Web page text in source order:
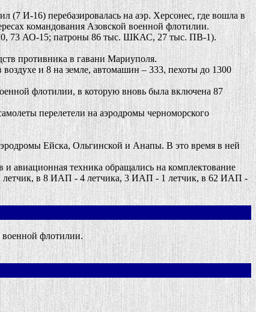
И-16) перебазировалась на аэр. Херсонес, где вошла в
командования Азовской военной флотилии.
73 АО-15; патроны 86 тыс. ШКАС, 27 тыс. ПВ-1).
противника в гавани Мариуполя.
и 8 на земле, автомашин – 333, пехоты до 1300
флотилии, в которую вновь была включена 87
перелетели на аэродромы черноморского
Ейска, Ольгинской и Анапы. В это время в ней
техника обращались на комплектование
летчик, в 8 ИАП - 4 летчика, 3 ИАП - 1 летчик, в 62 ИАП -
флотилии.